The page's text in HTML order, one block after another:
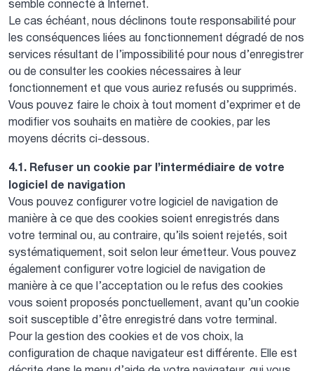
semble connecté à Internet.
Le cas échéant, nous déclinons toute responsabilité pour
les conséquences liées au fonctionnement dégradé de nos
services résultant de l’impossibilité pour nous d’enregistrer
ou de consulter les cookies nécessaires à leur
fonctionnement et que vous auriez refusés ou supprimés.
Vous pouvez faire le choix à tout moment d’exprimer et de
modifier vos souhaits en matière de cookies, par les
moyens décrits ci-dessous.
4.1. Refuser un cookie par l’intermédiaire de votre
logiciel de navigation
Vous pouvez configurer votre logiciel de navigation de
manière à ce que des cookies soient enregistrés dans
votre terminal ou, au contraire, qu’ils soient rejetés, soit
systématiquement, soit selon leur émetteur. Vous pouvez
également configurer votre logiciel de navigation de
manière à ce que l’acceptation ou le refus des cookies
vous soient proposés ponctuellement, avant qu’un cookie
soit susceptible d’être enregistré dans votre terminal.
Pour la gestion des cookies et de vos choix, la
configuration de chaque navigateur est différente. Elle est